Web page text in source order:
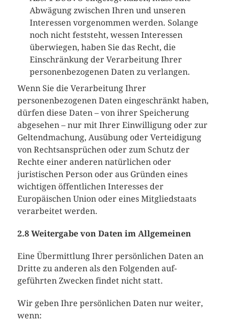
Abwägung zwischen Ihren und unseren
Interessen vorgenommen werden. Solange
noch nicht feststeht, wessen Interessen
überwiegen, haben Sie das Recht, die
Einschränkung der Verarbeitung Ihrer
personenbezogenen Daten zu verlangen.
Wenn Sie die Verarbeitung Ihrer
personenbezogenen Daten eingeschränkt haben,
dürfen diese Daten – von ihrer Speicherung
abgesehen – nur mit Ihrer Einwilligung oder zur
Geltendmachung, Ausübung oder Verteidigung
von Rechtsansprüchen oder zum Schutz der
Rechte einer anderen natürlichen oder
juristischen Person oder aus Gründen eines
wichtigen öffentlichen Interesses der
Europäischen Union oder eines Mitgliedstaats
verarbeitet werden.
2.8 Weitergabe von Daten im Allgemeinen
Eine Übermittlung Ihrer persönlichen Daten an
Dritte zu anderen als den Folgenden auf-
geführten Zwecken findet nicht statt.
Wir geben Ihre persönlichen Daten nur weiter,
wenn: